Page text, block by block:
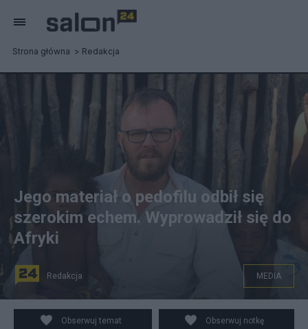
Strona główna Redakcja
Tomasz Duklanowski wyjechał do Afryki. Fot.
X/@TDuklanowski
Jego materiał o pedofilu odbił się
szerokim echem. Wyprowadził się do
Afryki
Redakcja MEDIA
Obserwuj temat Obserwuj notkę